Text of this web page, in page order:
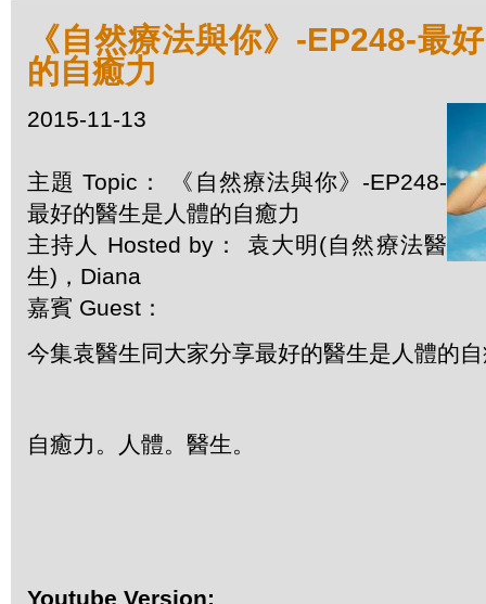
《自然療法與你》-EP248-最
的自癒力
2015-11-13
主題 Topic： 《自然療法與你》-EP248-
最好的醫生是人體的自癒力
主持人 Hosted by： 袁大明(自然療法醫
生)，Diana
嘉賓 Guest：
今集袁醫生同大家分享最好的醫生是人體的
自癒力。人體。醫生。
Youtube Version: